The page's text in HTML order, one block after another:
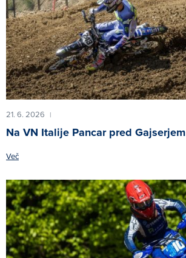
21. 6. 2026 |
Na VN Italije Pancar pred Gajserjem
Več